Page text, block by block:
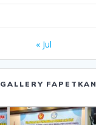
« Jul
GALLERY FAPETKAN